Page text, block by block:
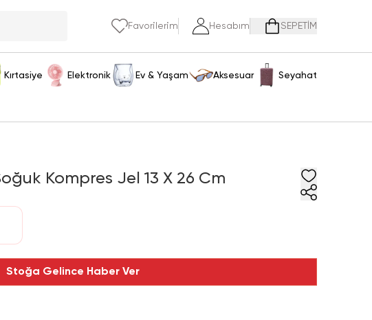
Favorilerim Hesabım SEPETİM
Kırtasiye Elektronik Ev & Yaşam Aksesuar Seyahat
Kompres Jel 13 X 26 Cm
Stoğa Gelince Haber Ver